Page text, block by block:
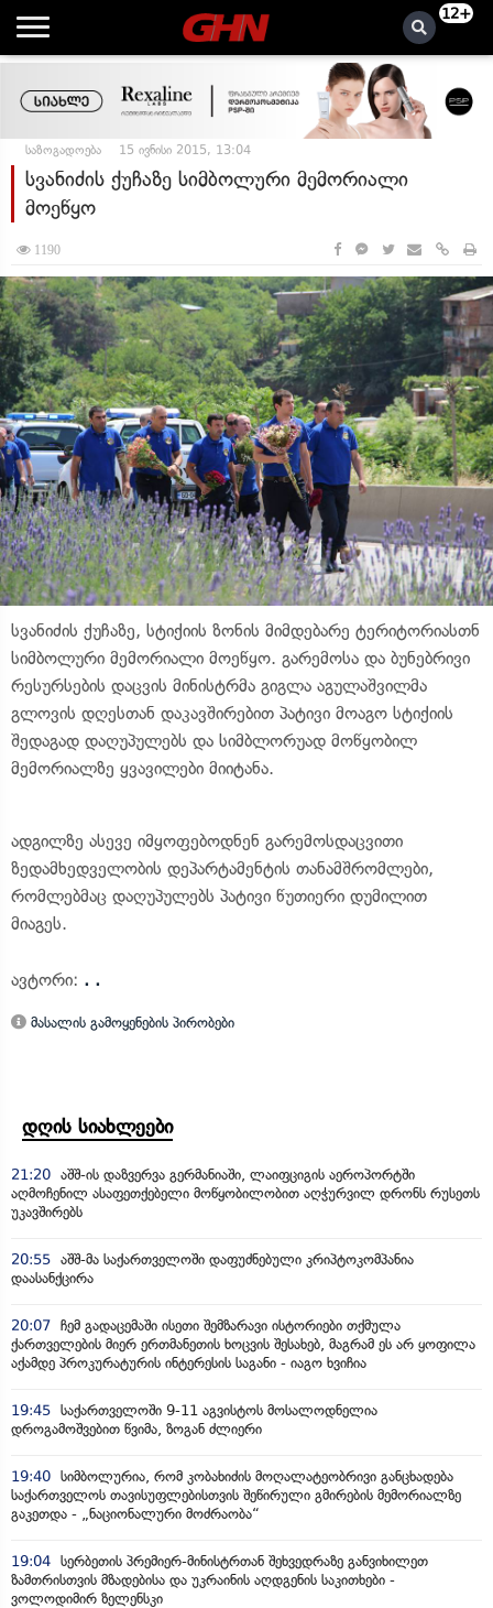
12+
საზოგადოება 15 ივნისი 2015, 13:04
სვანიძის ქუჩაზე სიმბოლური მემორიალი
მოეწყო
1190
სვანიძის ქუჩაზე, სტიქიის ზონის მიმდებარე ტერიტორიასთნ
სიმბოლური მემორიალი მოეწყო. გარემოსა და ბუნებრივი
რესურსების დაცვის მინისტრმა გიგლა აგულაშვილმა
გლოვის დღესთან დაკავშირებით პატივი მოაგო სტიქიის
შედაგად დაღუპულებს და სიმბლორუად მოწყობილ
მემორიალზე ყვავილები მიიტანა.
ადგილზე ასევე იმყოფებოდნენ გარემოსდაცვითი
ზედამხედველობის დეპარტამენტის თანამშრომლები,
რომლებმაც დაღუპულებს პატივი წუთიერი დუმილით
მიაგეს.
ავტორი: . .
მასალის გამოყენების პირობები
დღის სიახლეები
21:20 აშშ-ის დაზვერვა გერმანიაში, ლაიფციგის აეროპორტში
აღმოჩენილ ასაფეთქებელი მოწყობილობით აღჭურვილ დრონს რუსეთს
უკავშირებს
20:55 აშშ-მა საქართველოში დაფუძნებული კრიპტოკომპანია
დაასანქცირა
20:07 ჩემ გადაცემაში ისეთი შემზარავი ისტორიები თქმულა
ქართველების მიერ ერთმანეთის ხოცვის შესახებ, მაგრამ ეს არ ყოფილა
აქამდე პროკურატურის ინტერესის საგანი - იაგო ხვიჩია
19:45 საქართველოში 9-11 აგვისტოს მოსალოდნელია
დროგამოშვებით წვიმა, ზოგან ძლიერი
19:40 სიმბოლურია, რომ კობახიძის მოღალატეობრივი განცხადება
საქართველოს თავისუფლებისთვის შეწირული გმირების მემორიალზე
გაკეთდა - „ნაციონალური მოძრაობა“
19:04 სერბეთის პრემიერ-მინისტრთან შეხვედრაზე განვიხილეთ
ზამთრისთვის მზადებისა და უკრაინის აღდგენის საკითხები -
ვოლოდიმირ ზელენსკი